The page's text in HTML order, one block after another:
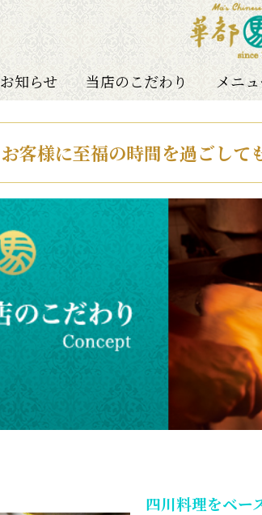
お知らせ 当店のこだわり メニ
お客様に至福の時間を過ごして
四川料理をベー